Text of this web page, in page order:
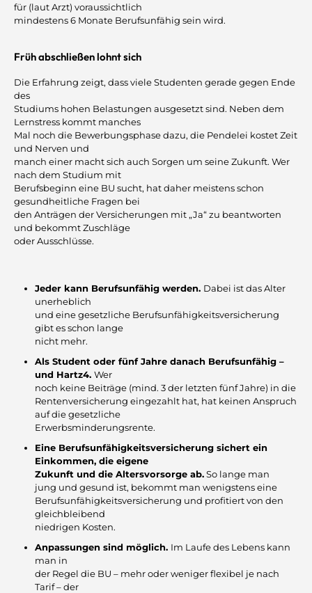
für (laut Arzt) voraussichtlich
mindestens 6 Monate Berufsunfähig sein wird.
Früh abschließen lohnt sich
Die Erfahrung zeigt, dass viele Studenten gerade gegen Ende
des
Studiums hohen Belastungen ausgesetzt sind. Neben dem
Lernstress kommt manches
Mal noch die Bewerbungsphase dazu, die Pendelei kostet Zeit
und Nerven und
manch einer macht sich auch Sorgen um seine Zukunft. Wer
nach dem Studium mit
Berufsbeginn eine BU sucht, hat daher meistens schon
gesundheitliche Fragen bei
den Anträgen der Versicherungen mit „Ja“ zu beantworten
und bekommt Zuschläge
oder Ausschlüsse.
Jeder kann Berufsunfähig werden. Dabei ist das Alter
unerheblich
und eine gesetzliche Berufsunfähigkeitsversicherung
gibt es schon lange
nicht mehr.
Als Student oder fünf Jahre danach Berufsunfähig –
und Hartz4. Wer
noch keine Beiträge (mind. 3 der letzten fünf Jahre) in die
Rentenversicherung eingezahlt hat, hat keinen Anspruch
auf die gesetzliche
Erwerbsminderungsrente.
Eine Berufsunfähigkeitsversicherung sichert ein
Einkommen, die eigene
Zukunft und die Altersvorsorge ab.So lange man
jung und gesund ist, bekommt man wenigstens eine
Berufsunfähigkeitsversicherung und profitiert von den
gleichbleibend
niedrigen Kosten.
Anpassungen sind möglich. Im Laufe des Lebens kann
man in
der Regel die BU – mehr oder weniger flexibel je nach
Tarif – der